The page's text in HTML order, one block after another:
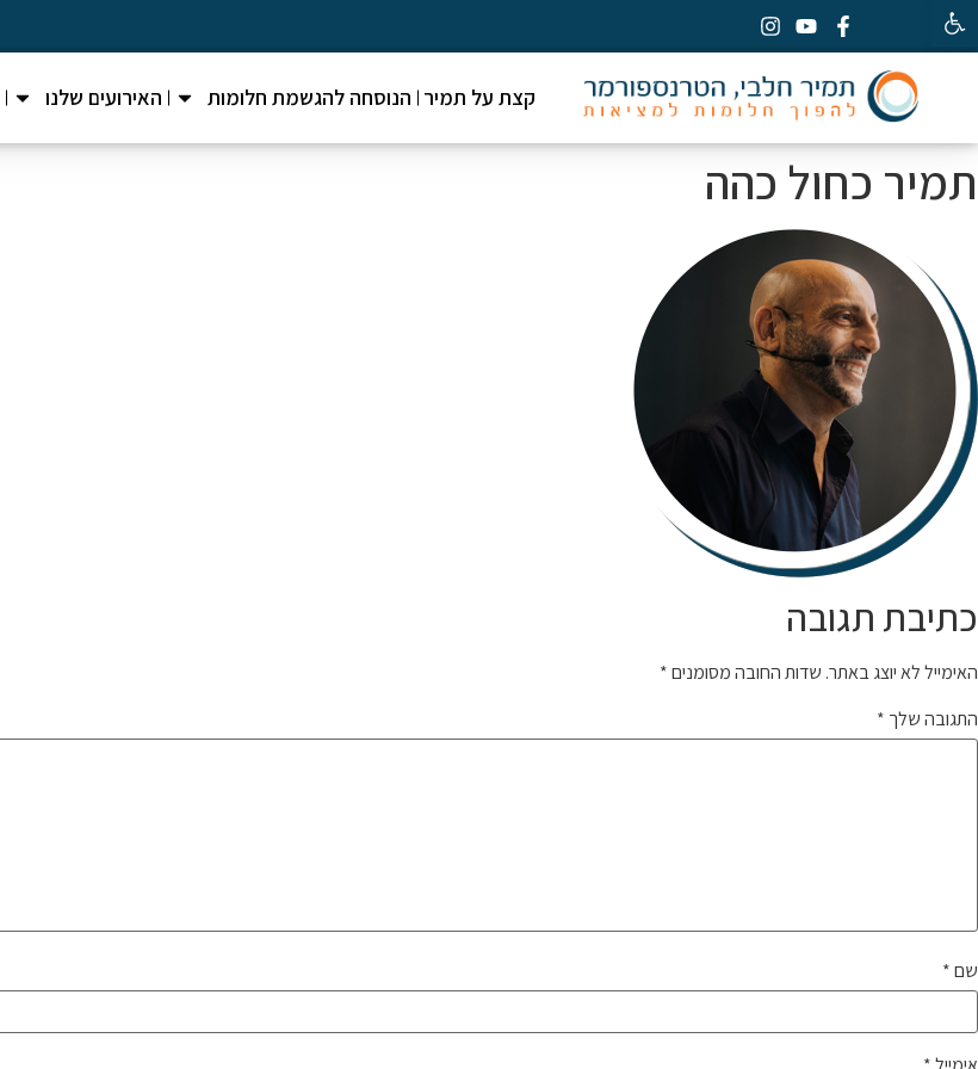
פתח סרגל נגישות
קצת על תמיר הנוסחה להגשמת חלומות האירועים שלנו
תמיר כחול כהה
כתיבת תגובה
האימייל לא יוצג באתר. שדות החובה מסומנים*
התגובה שלך *
שם*